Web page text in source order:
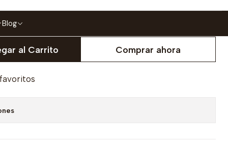
Blog
al Carrito Comprar ahora